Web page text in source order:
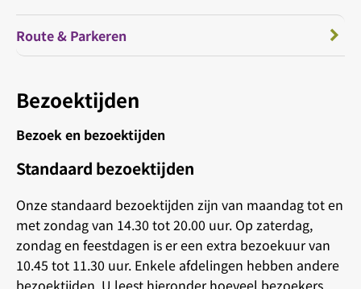
Route & Parkeren
Bezoektijden
Bezoek en bezoektijden
Standaard bezoektijden
Onze standaard bezoektijden zijn van maandag tot en
met zondag van 14.30 tot 20.00 uur. Op zaterdag,
zondag en feestdagen is er een extra bezoekuur van
10.45 tot 11.30 uur. Enkele afdelingen hebben andere
bezoektijden. U leest hieronder hoeveel bezoekers